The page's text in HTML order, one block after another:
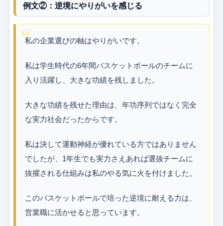
例文②：逆境にやりがいを感じる
私の企業選びの軸はやりがいです。
私は学生時代の6年間バスケットボールのチームに
入り活躍し、大きな功績を残しました。
大きな功績を残せた理由は、年功序列ではなく完全
な実力社会だったからです。
私は決して運動神経が優れている方ではありません
でしたが、1年生でも実力さえあれば選抜チームに
抜擢される仕組みは私のやる気に火を付けました。
このバスケットボールで培った逆境に耐える力は、
営業職に活かせると思っています。